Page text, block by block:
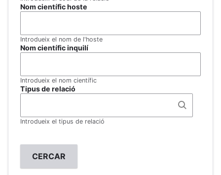
Nom científic hoste
Introdueix el nom de l'hoste
Nom científic inquilí
Introdueix el nom científic
Tipus de relació
Introdueix el tipus de relació